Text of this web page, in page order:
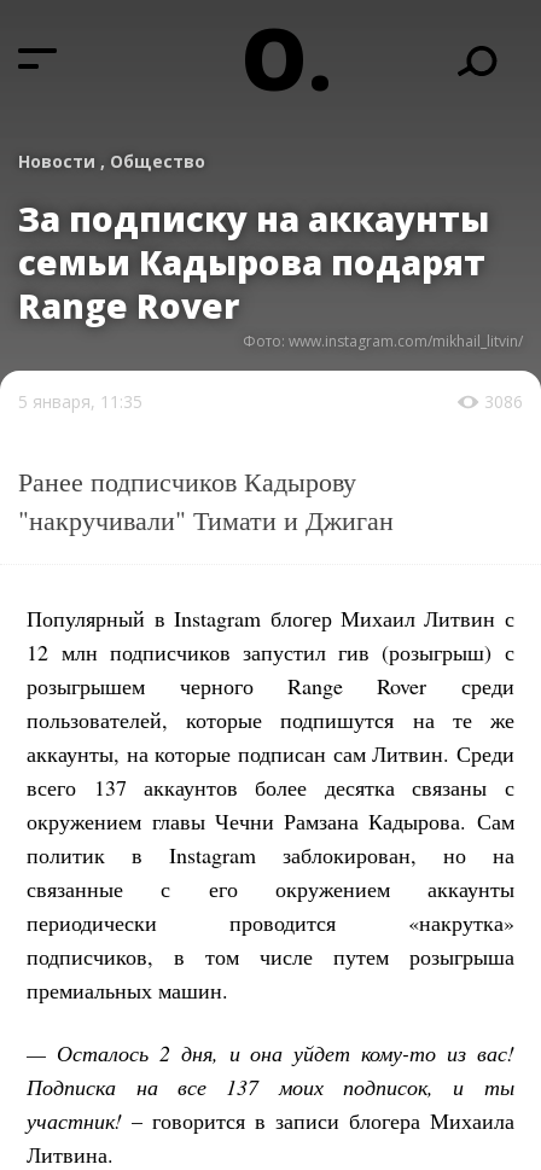
О.
Новости , Общество
За подписку на аккаунты
семьи Кадырова подарят
Range Rover
Фото: www.instagram.com/mikhail_litvin/
5 января, 11:35 3086
Ранее подписчиков Кадырову
"накручивали" Тимати и Джиган
Популярный в Instagram блогер Михаил Литвин с
12 млн подписчиков запустил гив (розыгрыш) с
розыгрышем черного Range Rover среди
пользователей, которые подпишутся на те же
аккаунты, на которые подписан сам Литвин. Среди
всего 137 аккаунтов более десятка связаны с
окружением главы Чечни Рамзана Кадырова. Сам
политик в Instagram заблокирован, но на
связанные с его окружением аккаунты
периодически проводится «накрутка»
подписчиков, в том числе путем розыгрыша
премиальных машин.
— Осталось 2 дня, и она уйдет кому-то из вас!
Подписка на все 137 моих подписок, и ты
участник!– говорится в записи блогера Михаила
Литвина.